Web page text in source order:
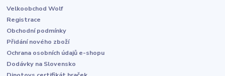
Velkoobchod Wolf
Registrace
Obchodní podmínky
Přidání nového zboží
Ochrana osobních údajů e-shopu
Dodávky na Slovensko